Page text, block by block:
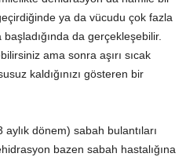
ya da vücudu çok fazla
başladığında da gerçekleşebilir.
ama sonra aşırı sıcak
kaldığınızı gösteren bir
dönem) sabah bulantıları
bazen sabah hastalığına